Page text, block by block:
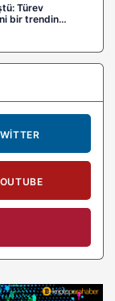
Türev
bir trendin